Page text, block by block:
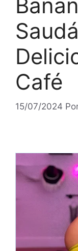
Café
15/07/2024